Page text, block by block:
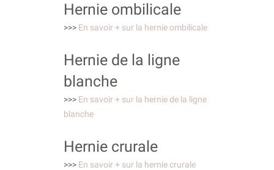
Hernie ombilicale
>>> En savoir + sur la hernie ombilicale
Hernie de la ligne
blanche
>>> En savoir + sur la hernie de la ligne
blanche
Hernie crurale
>>> En savoir + sur la hernie crurale